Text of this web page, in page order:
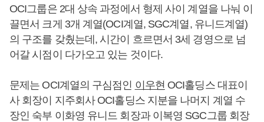
OCI그룹은 2대 상속 과정에서 형제 사이 계열을 나눠 이
끌면서 크게 3개 계열(OCI계열, SGC계열, 유니드계열)
의 구조를 갖췄는데, 시간이 흐르면서 3세 경영으로 넘
어갈 시점이 다가오고 있는 것이다.
문제는 OCI계열의 구심점인 이우현 OCI홀딩스 대표이
사 회장이 지주회사 OCI홀딩스 지분을 나머지 계열 수
장인 숙부 이화영 유니드 회장과 이복영 SGC그룹 회장